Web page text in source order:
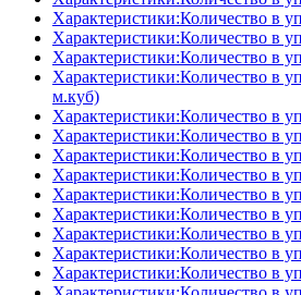
Характеристики:Количество в
Характеристики:Количество в
Характеристики:Количество в
Характеристики:Количество в
м.куб)
Характеристики:Количество в
Характеристики:Количество в
Характеристики:Количество в
Характеристики:Количество в
Характеристики:Количество в
Характеристики:Количество в
Характеристики:Количество в
Характеристики:Количество в
Характеристики:Количество в